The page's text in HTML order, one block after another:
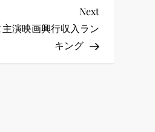
Next
Post
Next
演映画興行収入ラン
キング